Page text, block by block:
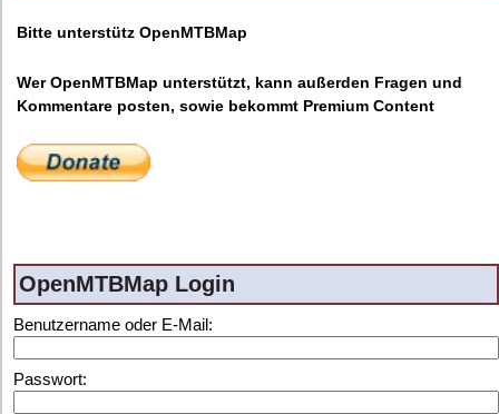
Bitte unterstütz OpenMTBMap
Wer OpenMTBMap unterstützt, kann außerden Fragen und
Kommentare posten, sowie bekommt Premium Content
OpenMTBMap Login
Benutzername oder E-Mail:
Passwort: